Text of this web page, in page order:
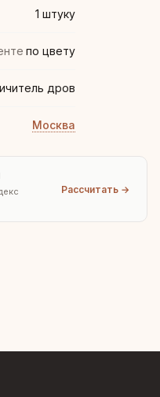
1 штуку
по цвету
дров
Москва
Рассчитать →